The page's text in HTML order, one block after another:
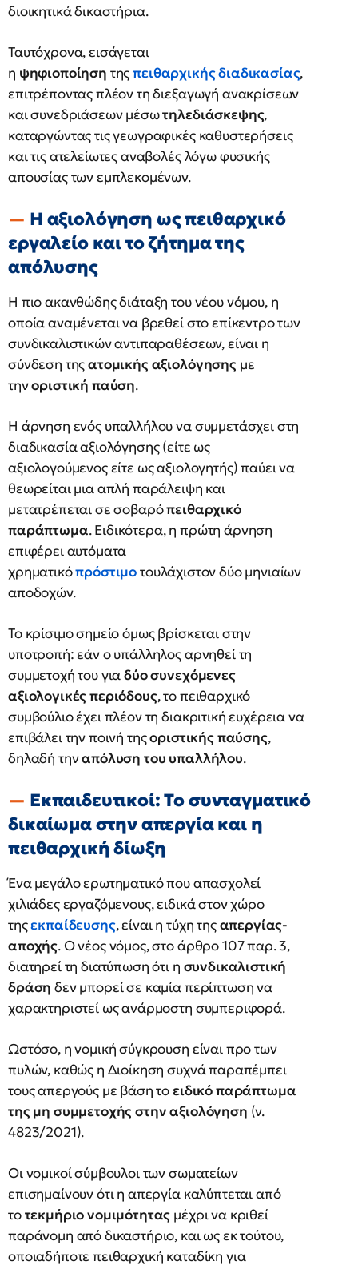
διοικητικά δικαστήρια.
Ταυτόχρονα, εισάγεται
η ψηφιοποίηση τηςπειθαρχικής διαδικασίας,
επιτρέποντας πλέον τη διεξαγωγή ανακρίσεων
και συνεδριάσεων μέσωτηλεδιάσκεψης,
καταργώντας τις γεωγραφικές καθυστερήσεις
και τις ατελείωτες αναβολές λόγω φυσικής
απουσίας των εμπλεκομένων.
Η αξιολόγηση ως πειθαρχικό
εργαλείο και το ζήτημα της
απόλυσης
Η πιο ακανθώδης διάταξη του νέου νόμου, η
οποία αναμένεται να βρεθεί στο επίκεντρο των
συνδικαλιστικών αντιπαραθέσεων, είναι η
σύνδεση τηςατομικής αξιολόγησηςμε
τηνοριστική παύση.
Η άρνηση ενός υπαλλήλου να συμμετάσχει στη
διαδικασία αξιολόγησης (είτε ως
αξιολογούμενος είτε ως αξιολογητής) παύει να
θεωρείται μια απλή παράλειψη και
μετατρέπεται σε σοβαρόπειθαρχικό
παράπτωμα. Ειδικότερα, η πρώτη άρνηση
επιφέρει αυτόματα
χρηματικόπρόστιμοτουλάχιστον δύο μηνιαίων
αποδοχών.
Το κρίσιμο σημείο όμως βρίσκεται στην
υποτροπή: εάν ο υπάλληλος αρνηθεί τη
συμμετοχή του γιαδύο συνεχόμενες
αξιολογικές περιόδους, το πειθαρχικό
συμβούλιο έχει πλέον τη διακριτική ευχέρεια να
επιβάλει την ποινή τηςοριστικής παύσης,
δηλαδή τηναπόλυση του υπαλλήλου.
Εκπαιδευτικοί: Το συνταγματικό
δικαίωμα στην απεργία και η
πειθαρχική δίωξη
Ένα μεγάλο ερωτηματικό που απασχολεί
χιλιάδες εργαζόμενους, ειδικά στον χώρο
τηςεκπαίδευσης, είναι η τύχη τηςαπεργίας-
αποχής. Ο νέος νόμος, στο άρθρο 107 παρ. 3,
διατηρεί τη διατύπωση ότι η συνδικαλιστική
δράση δεν μπορεί σε καμία περίπτωση να
χαρακτηριστεί ως ανάρμοστη συμπεριφορά.
Ωστόσο, η νομική σύγκρουση είναι προ των
πυλών, καθώς η Διοίκηση συχνά παραπέμπει
τους απεργούς με βάση τοειδικό παράπτωμα
της μη συμμετοχής στην αξιολόγηση (ν.
4823/2021).
Οι νομικοί σύμβουλοι των σωματείων
επισημαίνουν ότι η απεργία καλύπτεται από
τοτεκμήριο νομιμότητας μέχρι να κριθεί
παράνομη από δικαστήριο, και ως εκ τούτου,
οποιαδήποτε πειθαρχική καταδίκη για